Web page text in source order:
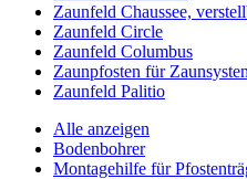
Zaunfeld Chaussee,
Zaunfeld Circle
Zaunfeld Columbus
Zaunpfosten für
Zaunfeld Palitio
Alle anzeigen
Bodenbohrer
Montagehilfe für